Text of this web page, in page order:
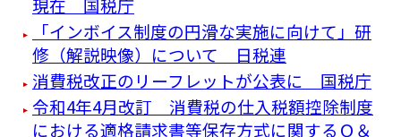
現在 国税庁
「インボイス制度の円滑な実施に向けて」研
修（解説映像）について 日税連
消費税改正のリーフレットが公表に 国税庁
令和4年4月改訂 消費税の仕入税額控除制度
における適格請求書等保存方式に関するＱ＆